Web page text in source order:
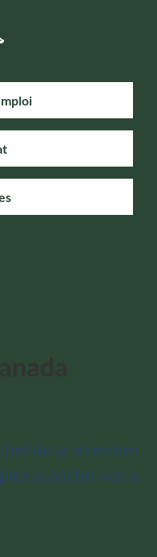
de la direction
autochtones à